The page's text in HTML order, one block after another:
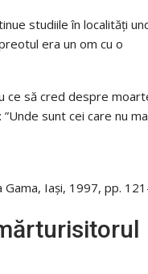
studiile în localități
era un om cu o
ce să cred despre
sunt cei care nu
Iași, 1997, pp.